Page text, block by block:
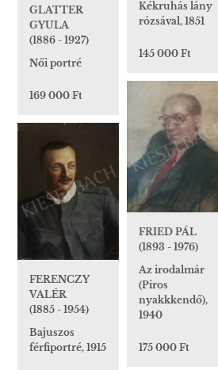
Kékruhás lány
rózsával, 1851
145 000 Ft
GLATTER
GYULA
(1886 - 1927)
Női portré
169 000 Ft
FRIED PÁL
(1893 - 1976)
Az irodalmár
(Piros
nyakkkendő),
1940
175 000 Ft
FERENCZY
VALÉR
(1885 - 1954)
Bajuszos
férfiportré, 1915